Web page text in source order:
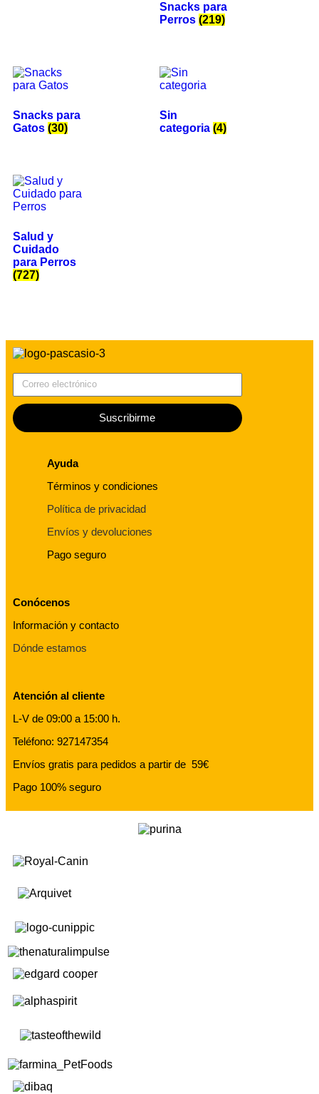
Snacks para
Perros (219)
Snacks para
Gatos (30)
Sin
categoria (4)
Salud y
Cuidado
para Perros
(727)
Suscribirme
Ayuda
Términos y condiciones
Política de privacidad
Envíos y devoluciones
Pago seguro
Conócenos
Información y contacto
Dónde estamos
Atención al cliente
L-V de 09:00 a 15:00 h.
Teléfono: 927147354
Envíos gratis para pedidos a partir de 59€
Pago 100% seguro